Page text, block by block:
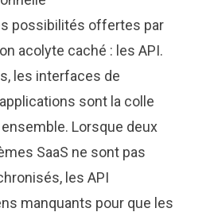
possibilités offertes par
acolyte caché : les API.
les interfaces de
sont la colle
Lorsque deux
SaaS ne sont pas
les API
manquants pour que les